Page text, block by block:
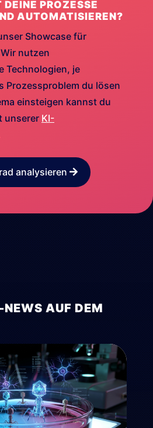
PROZESSE
AUTOMATISIEREN?
Showcase für
nutzen
Technologien, je
Prozessproblem du lösen
einsteigen kannst du
unserer KI-
analysieren
AUF DEM